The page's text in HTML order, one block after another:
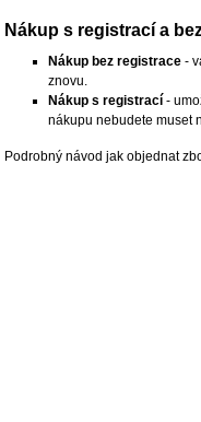
Nákup s registrací a
Nákup bez registrace -
znovu.
Nákup s registrací -
nákupu nebudete muset
Podrobný návod jak objednat